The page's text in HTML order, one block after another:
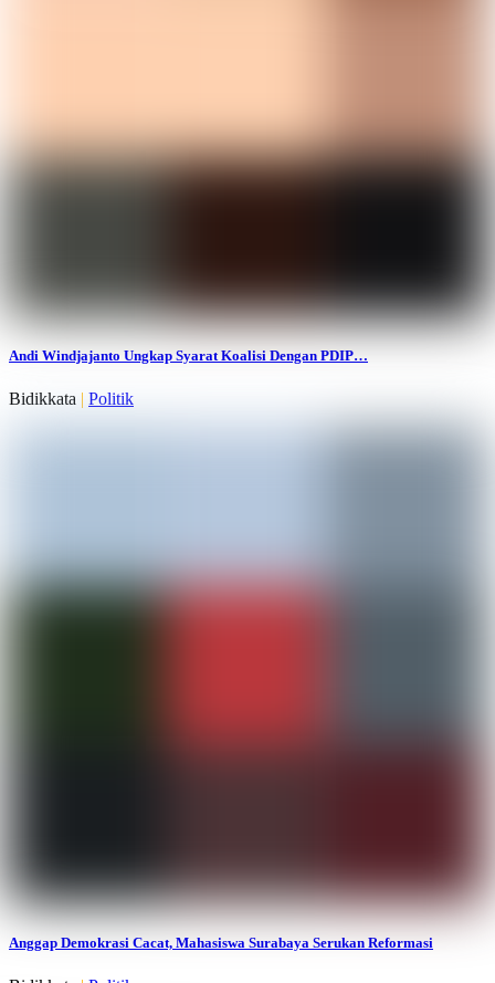
Andi Windjajanto Ungkap Syarat Koalisi Dengan PDIP…
Bidikkata | Politik
Anggap Demokrasi Cacat, Mahasiswa Surabaya Serukan Reformasi